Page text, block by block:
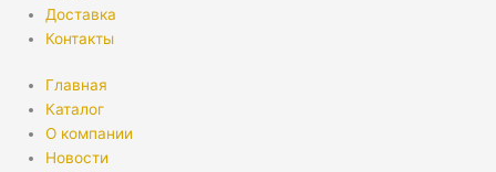
Доставка
Контакты
Главная
Каталог
О компании
Новости